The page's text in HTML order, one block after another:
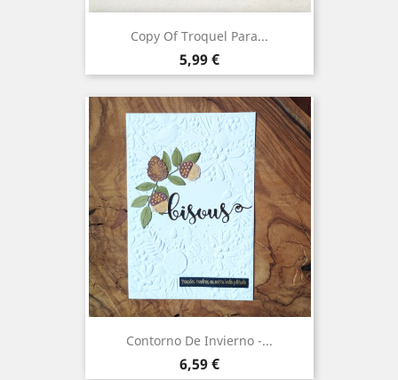
Copy Of Troquel Para...
Precio
5,99 €
Contorno De Invierno -...
Precio
6,59 €